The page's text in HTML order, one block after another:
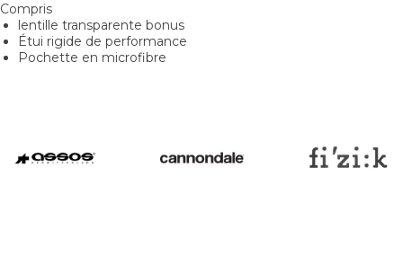
Compris
lentille transparente bonus
Étui rigide de performance
Pochette en microfibre